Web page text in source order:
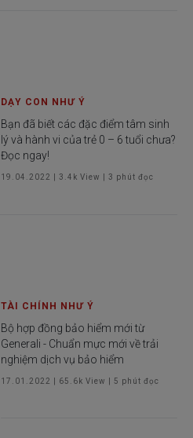
DẠY CON NHƯ Ý
Bạn đã biết các đặc điểm tâm sinh
lý và hành vi của trẻ 0 – 6 tuổi chưa?
Đọc ngay!
19.04.2022 |3.4k View |3 phút đọc
TÀI CHÍNH NHƯ Ý
Bộ hợp đồng bảo hiểm mới từ
Generali - Chuẩn mực mới về trải
nghiệm dịch vụ bảo hiểm
17.01.2022 65.6k View |5 phút đọc